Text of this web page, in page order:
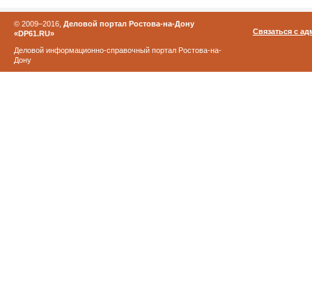
© 2009–2016, Деловой портал Ростова-на-Дону
«DP61.RU»
Деловой информационно-справочный портал Ростова-на-
Дону
Связаться с